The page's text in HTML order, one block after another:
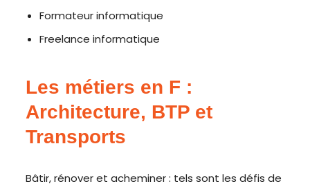
Formateur informatique
Freelance informatique
Les métiers en F :
Architecture, BTP et
Transports
Bâtir, rénover et acheminer : tels sont les défis de